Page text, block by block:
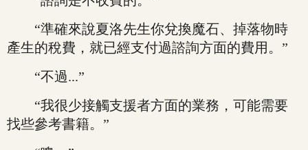
“準確來說夏洛先生你兌換魔石、掉落物時
產生的稅費，就已經支付過諮詢方面的費用。”
“不過...”
“我很少接觸支援者方面的業務，可能需要
找些參考書籍。”